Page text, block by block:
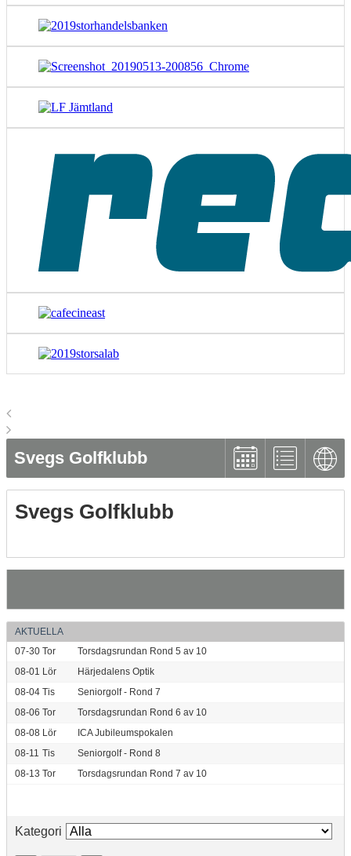
Svegs Golfklubb
Svegs Golfklubb
AKTUELLA
07-30 Tor
Torsdagsrundan Rond 5 av 10
08-01 Lör
Härjedalens Optik
08-04 Tis
Seniorgolf - Rond 7
08-06 Tor
Torsdagsrundan Rond 6 av 10
08-08 Lör
ICA Jubileumspokalen
08-11 Tis
Seniorgolf - Rond 8
08-13 Tor Torsdagsrundan Rond 7 av 10
Kategori